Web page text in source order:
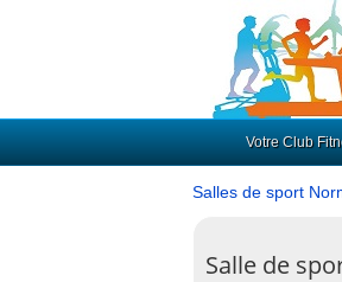
Votre Club
Salles de sport
Salle de